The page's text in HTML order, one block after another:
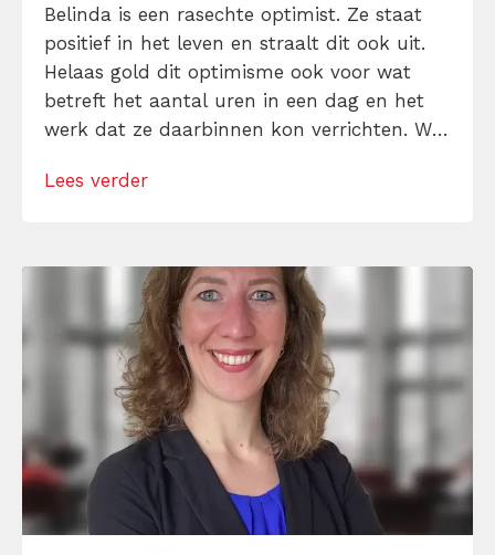
Belinda is een rasechte optimist. Ze staat
positief in het leven en straalt dit ook uit.
Helaas gold dit optimisme ook voor wat
betreft het aantal uren in een dag en het
werk dat ze daarbinnen kon verrichten. Wij
probleem af kunnen helpen. Omdat ze hier
Lees verder